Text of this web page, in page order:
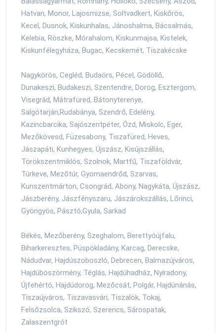
Hatvan, Monor, Lajosmizse, Soltvadkert, Kiskőrös,
Kecel, Dusnok, Kiskunhalas, Jánoshalma, Bácsalmás,
Kelebia, Röszke, Mórahalom, Kiskunmajsa, Kistelek,
Kiskunfélegyháza, Bugac, Kecskemét, Tiszakécske
Nagykörös, Cegléd, Budaörs, Pécel, Gödöllő,
Dunakeszi, Budakeszi, Szentendre, Dorog, Esztergom,
Visegrád, Mátrafüred, Bátonyterenye,
Salgótarján,Rudabánya, Szendrő, Edelény,
Kazincbarcika, Sajószentpéter, Ózd, Miskolc, Eger,
Mezőkövesd, Füzesabony, Tiszafüred, Heves,
Jászapáti, Kunhegyes, Újszász, Kisújszállás,
Törökszentmiklós, Szolnok, Martfű, Tiszaföldvár,
Túrkeve, Mezőtúr, Gyomaendrőd, Szarvas,
Kunszentmárton, Csongrád, Abony, Nagykáta, Újszász,
Jászberény, Jászfényszaru, Jászárokszállás, Lőrinci,
Gyöngyös, Pásztó,Gyula, Sarkad
Békés, Mezőberény, Szeghalom, Berettyóújfalu,
Biharkeresztes, Püspökladány, Karcag, Derecske,
Nádudvar, Hajdúszoboszló, Debrecen, Balmazújváros,
Hajdúböszörmény, Téglás, Hajdúhadház, Nyíradony,
Újfehértó, Hajdúdorog, Mezőcsát, Polgár, Hajdúnánás,
Tiszaújváros, Tiszavasvári, Tiszalök, Tokaj,
Felsőzsolca, Szikszó, Szerencs, Sárospatak,
Zalaszentgrót